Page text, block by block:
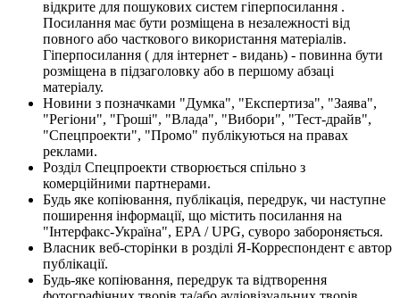
відкрите для пошукових систем гіперпосилання .
Посилання має бути розміщена в незалежності від
повного або часткового використання матеріалів.
Гіперпосилання ( для інтернет - видань) - повинна бути
розміщена в підзаголовку або в першому абзаці
матеріалу.
Новини з позначками "Думка", "Експертиза", "Заява",
"Регіони", "Гроші", "Влада", "Вибори", "Тест-драйв",
"Спецпроекти", "Промо" публікуються на правах
реклами.
Розділ Спецпроекти створюється спільно з
комерційними партнерами.
Будь яке копіювання, публікація, передрук, чи наступне
поширення інформації, що містить посилання на
"Інтерфакс-Україна", EPA / UPG, суворо забороняється.
Власник веб-сторінки в розділі Я-Корреспондент є автор
публікації.
Будь-яке копіювання, передрук та відтворення